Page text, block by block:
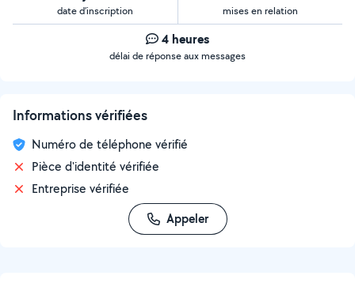
date d’inscription mises en relation
4 heures
délai de réponse aux messages
Informations vérifiées
Numéro de téléphone vérifié
Pièce d'identité vérifiée
Entreprise vérifiée
Appeler